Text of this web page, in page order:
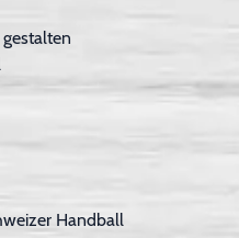
Handball